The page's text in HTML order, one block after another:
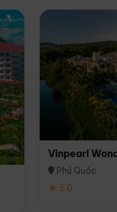
Vinpearl
Phú Quốc
★ 5.0